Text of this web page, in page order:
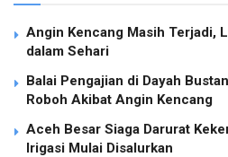
Angin Kencang Masih Terjadi,
dalam Sehari
Balai Pengajian di Dayah
Roboh Akibat Angin Kencang
Aceh Besar Siaga Darurat
Irigasi Mulai Disalurkan